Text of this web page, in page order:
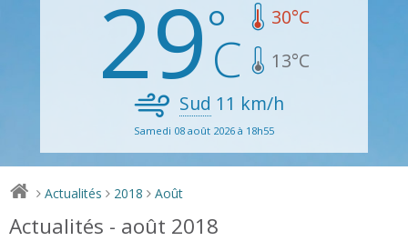
29 30°C
13°C
Sud 11 km/h
Samedi 08 août 2026 à 18h55
> Actualités > 2018 > Août
Actualités - août 2018